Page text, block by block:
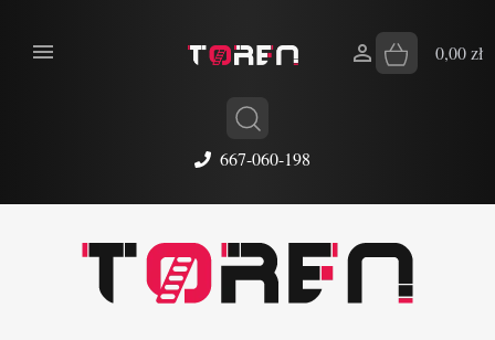
667-060-198
 0,00 zł
